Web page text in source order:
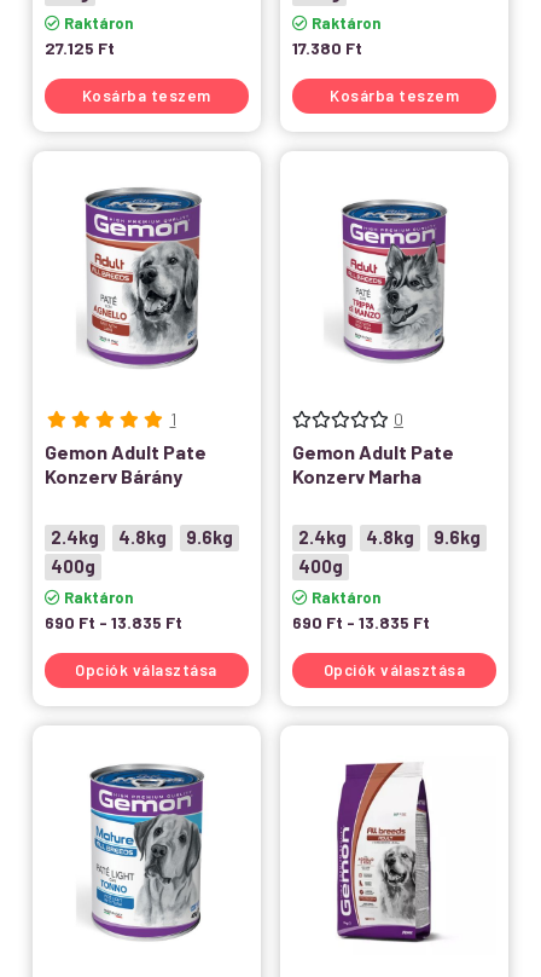
Raktáron
27.125 Ft
Kosárba teszem
Raktáron
17.380 Ft
Kosárba teszem
1
Gemon Adult Pate
Konzerv Bárány
2.4kg 4.8kg
9.6kg
400g
Raktáron
690 Ft - 13.835 Ft
Opciók választása
0
Gemon Adult Pate
Konzerv Marha
2.4kg 4.8kg
9.6kg
400g
Raktáron
690 Ft - 13.835 Ft
Opciók választása